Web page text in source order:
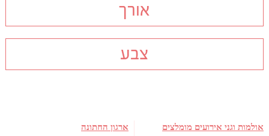
אורך
צבע
אולמות וגני אירועים מומלצים ארגון החתונה